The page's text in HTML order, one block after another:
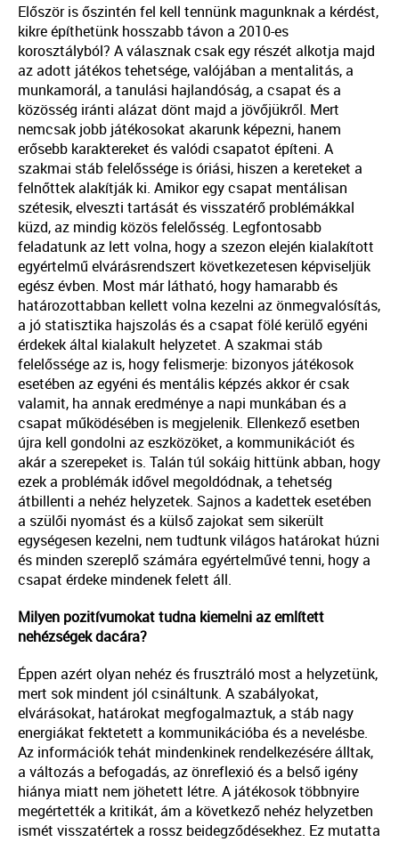
Először is őszintén fel kell tennünk magunknak a kérdést,
kikre építhetünk hosszabb távon a 2010-es
korosztályból? A válasznak csak egy részét alkotja majd
az adott játékos tehetsége, valójában a mentalitás, a
munkamorál, a tanulási hajlandóság, a csapat és a
közösség iránti alázat dönt majd a jövőjükről. Mert
nemcsak jobb játékosokat akarunk képezni, hanem
erősebb karaktereket és valódi csapatot építeni. A
szakmai stáb felelőssége is óriási, hiszen a kereteket a
felnőttek alakítják ki. Amikor egy csapat mentálisan
szétesik, elveszti tartását és visszatérő problémákkal
küzd, az mindig közös felelősség. Legfontosabb
feladatunk az lett volna, hogy a szezon elején kialakított
egyértelmű elvárásrendszert következetesen képviseljük
egész évben. Most már látható, hogy hamarabb és
határozottabban kellett volna kezelni az önmegvalósítás,
a jó statisztika hajszolás és a csapat fölé kerülő egyéni
érdekek által kialakult helyzetet. A szakmai stáb
felelőssége az is, hogy felismerje: bizonyos játékosok
esetében az egyéni és mentális képzés akkor ér csak
valamit, ha annak eredménye a napi munkában és a
csapat működésében is megjelenik. Ellenkező esetben
újra kell gondolni az eszközöket, a kommunikációt és
akár a szerepeket is. Talán túl sokáig hittünk abban, hogy
ezek a problémák idővel megoldódnak, a tehetség
átbillenti a nehéz helyzetek. Sajnos a kadettek esetében
a szülői nyomást és a külső zajokat sem sikerült
egységesen kezelni, nem tudtunk világos határokat húzni
és minden szereplő számára egyértelművé tenni, hogy a
csapat érdeke mindenek felett áll.
Milyen pozitívumokat tudna kiemelni az említett
nehézségek dacára?
Éppen azért olyan nehéz és frusztráló most a helyzetünk,
mert sok mindent jól csináltunk. A szabályokat,
elvárásokat, határokat megfogalmaztuk, a stáb nagy
energiákat fektetett a kommunikációba és a nevelésbe.
Az információk tehát mindenkinek rendelkezésére álltak,
a változás a befogadás, az önreflexió és a belső igény
hiánya miatt nem jöhetett létre. A játékosok többnyire
megértették a kritikát, ám a következő nehéz helyzetben
ismét visszatértek a rossz beidegződésekhez. Ez mutatta